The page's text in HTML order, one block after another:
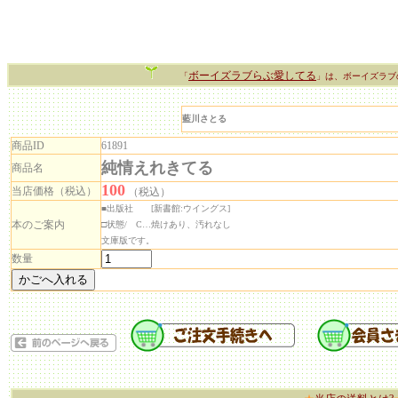
「ボーイズラブらぶ愛してる 」は、ボーイズラ
藍川さとる
商品ID
61891
商品名
純情えれきてる
当店価格（税込） 100 （税込）
本のご案内
■出版社 [新書館:ウイングス]
□状態/ C…焼けあり、汚れなし
文庫版です。
数量